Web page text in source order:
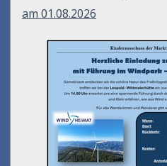
am 01.08.2026